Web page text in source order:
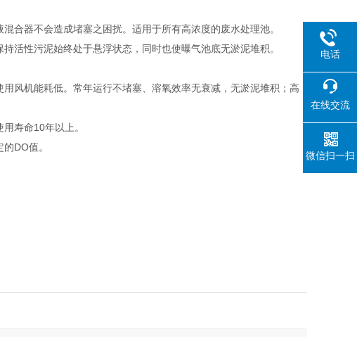
合器不会造成堵塞之困扰。适用于所有高浓度的废水处理池。
活性污泥始终处于悬浮状态，同时也使曝气池底无淤泥堆积。
风机能耗低。常年运行不堵塞、溶氧效率无衰减，无淤泥堆积；高
寿命10年以上。
DO值。
电话
在线交流
微信扫一扫